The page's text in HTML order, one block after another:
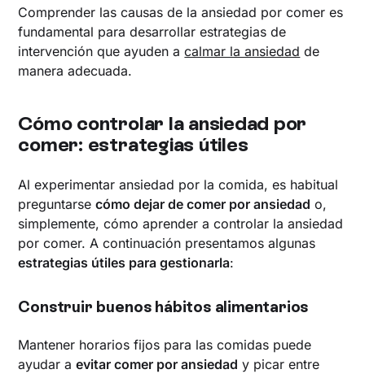
Comprender las causas de la ansiedad por comer es
fundamental para desarrollar estrategias de
intervención que ayuden acalmar la ansiedad de
manera adecuada.
Cómo controlar la ansiedad por
comer: estrategias útiles
Al experimentar ansiedad por la comida, es habitual
preguntarsecómo dejar de comer por ansiedad o,
simplemente, cómo aprender a controlar la ansiedad
por comer. A continuación presentamos algunas
estrategias útiles para gestionarla:
Construir buenos hábitos alimentarios
Mantener horarios fijos para las comidas puede
ayudar aevitar comer por ansiedad y picar entre